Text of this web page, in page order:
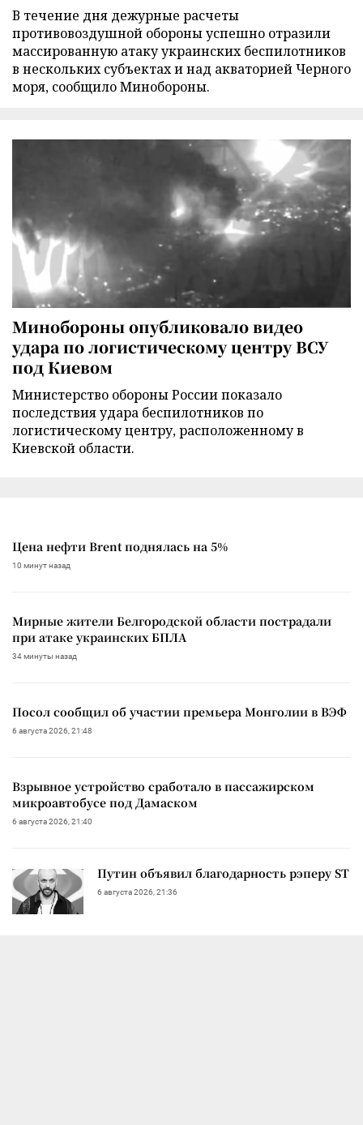
В течение дня дежурные расчеты
противовоздушной обороны успешно отразили
массированную атаку украинских беспилотников
в нескольких субъектах и над акваторией Черного
моря, сообщило Минобороны.
Минобороны опубликовало видео
удара по логистическому центру ВСУ
под Киевом
Министерство обороны России показало
последствия удара беспилотников по
логистическому центру, расположенному в
Киевской области.
Цена нефти Brent поднялась на 5%
10 минут назад
Мирные жители Белгородской области пострадали
при атаке украинских БПЛА
34 минуты назад
Посол сообщил об участии премьера Монголии в ВЭФ
6 августа 2026, 21:48
Взрывное устройство сработало в пассажирском
микроавтобусе под Дамаском
6 августа 2026, 21:40
Путин объявил благодарность рэперу ST
6 августа 2026, 21:36